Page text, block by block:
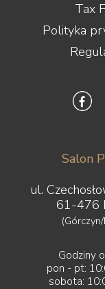
Tax
Polityka
Salon
ul.
61-476
Godziny
pon - pt:
sobota: